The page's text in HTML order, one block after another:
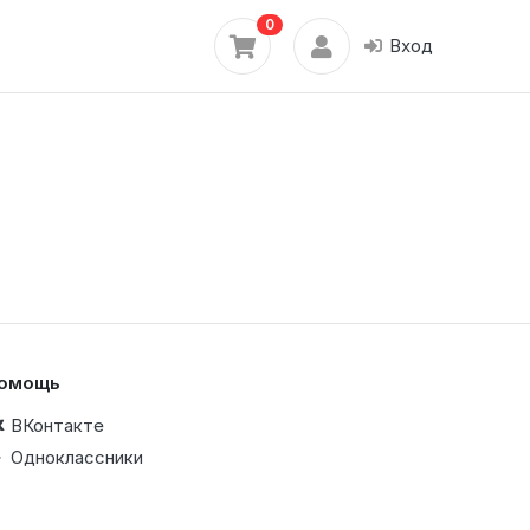
0
Вход
ВКонтакте
Одноклассники